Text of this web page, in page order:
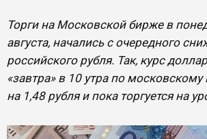
Торги на Московской бирже в
августа, начались с очередного
российского рубля. Так, курс
«завтра» в 10 утра по
на 1,48 рубля и пока торгуется на